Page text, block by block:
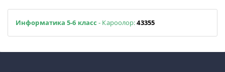
Информатика 5-6 класс- Кароолор:43355